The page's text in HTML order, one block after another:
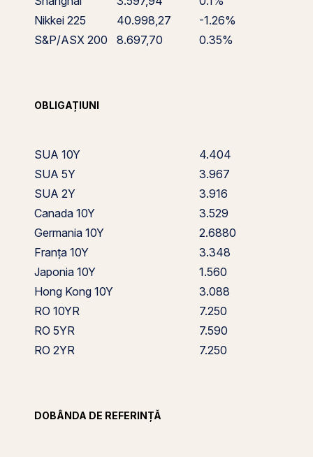
Nikkei 225
40.998,27
-1.26%
S&P/ASX 200
8.697,70 0.35%
OBLIGAȚIUNI
SUA 10Y
4.404
SUA 5Y
3.967
SUA 2Y
3.916
Canada 10Y
3.529
Germania 10Y
2.6880
Franța 10Y
3.348
Japonia 10Y
1.560
Hong Kong 10Y
3.088
RO 10YR
7.250
RO 5YR
7.590
RO 2YR
7.250
DOBÂNDA DE REFERINȚĂ